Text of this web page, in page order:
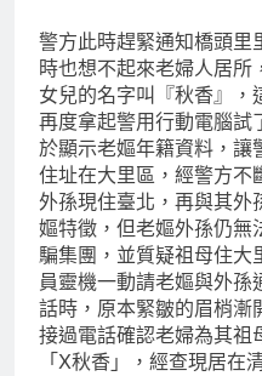
警方此時趕緊通知橋頭里
時也想不起來老婦人居所
女兒的名字叫『秋香』，
再度拿起警用行動電腦試
於顯示老嫗年籍資料，讓
住址在大里區，經警方不
外孫現住臺北，再與其外
嫗特徵，但老嫗外孫仍無
騙集團，並質疑祖母住大
員靈機一動請老嫗與外孫
話時，原本緊皺的眉梢漸
接過電話確認老婦為其祖
「X秋香」，經查現居在